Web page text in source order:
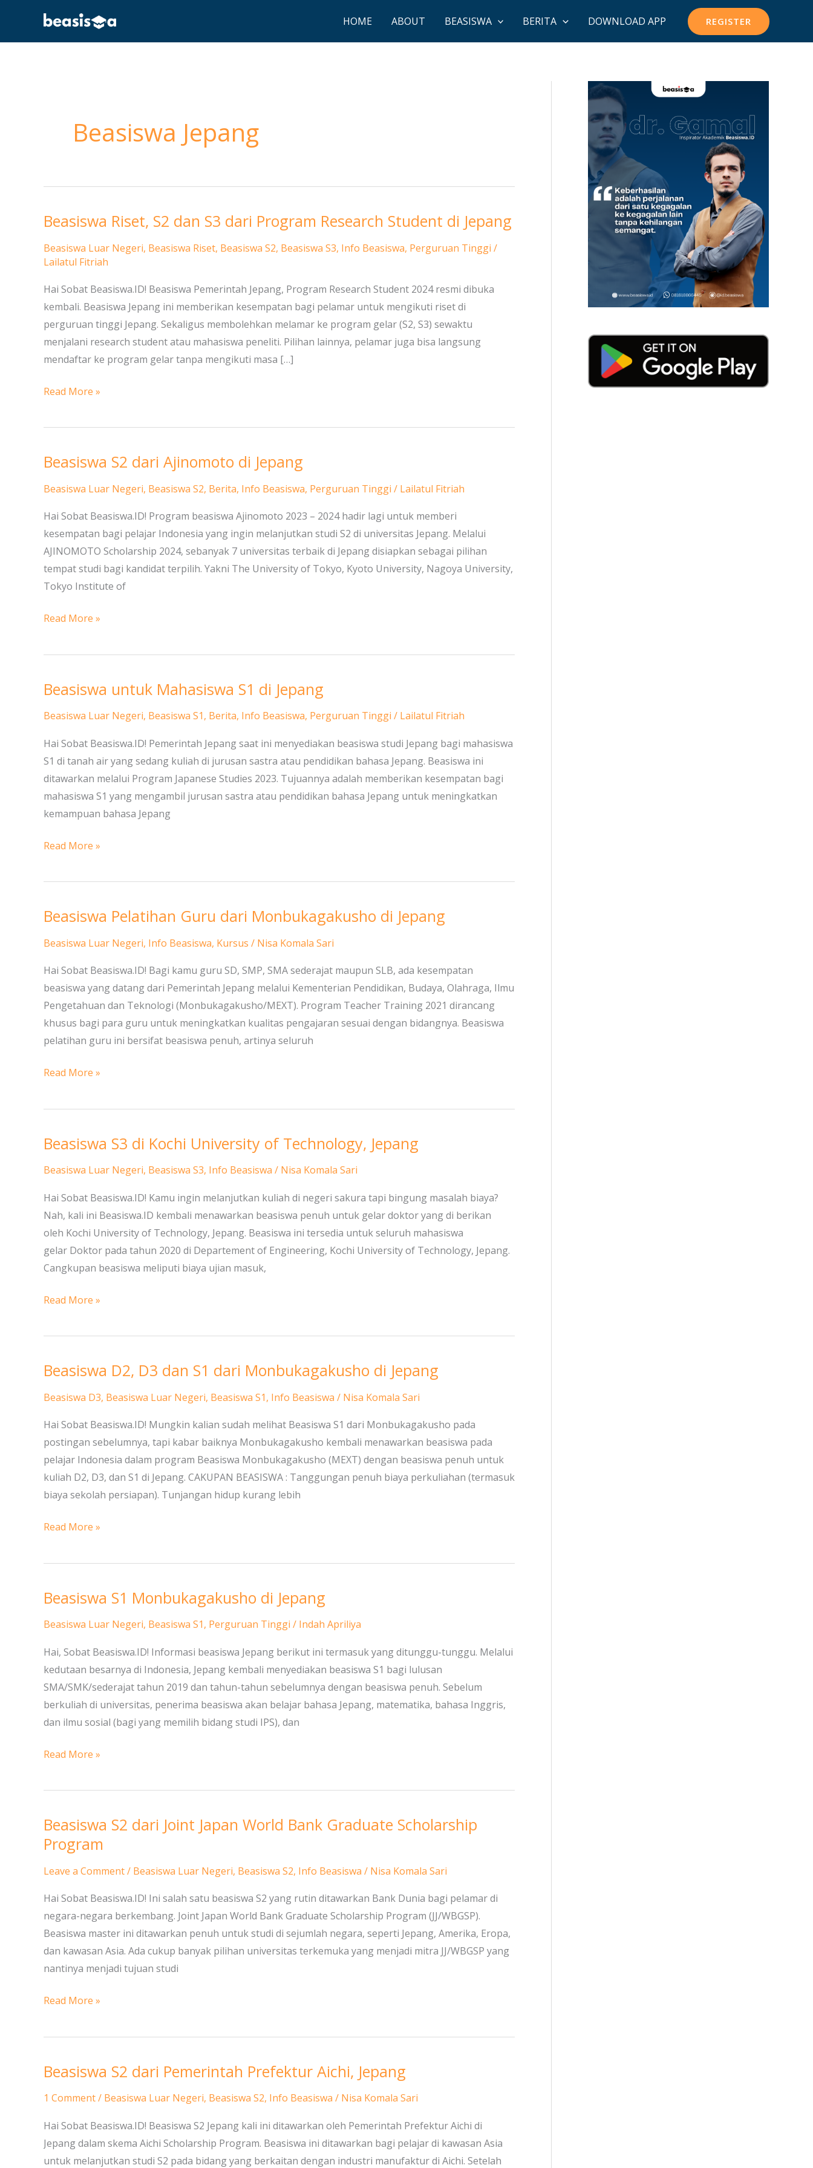
content
HOME ABOUT BEASISWA BERITA DOWNLOAD APP REGISTER
Beasiswa Jepang
Beasiswa Riset, S2 dan S3 dari Program Research Student di Jepang
Beasiswa Luar Negeri, Beasiswa Riset, Beasiswa S2, Beasiswa S3, Info Beasiswa, Perguruan Tinggi /
Lailatul Fitriah
Hai Sobat Beasiswa.ID! Beasiswa Pemerintah Jepang, Program Research Student 2024 resmi dibuka
kembali. Beasiswa Jepang ini memberikan kesempatan bagi pelamar untuk mengikuti riset di
perguruan tinggi Jepang. Sekaligus membolehkan melamar ke program gelar (S2, S3) sewaktu
menjalani research student atau mahasiswa peneliti. Pilihan lainnya, pelamar juga bisa langsung
mendaftar ke program gelar tanpa mengikuti masa […]
Beasiswa
S2
S3
dari
Program
Research
Student
Jepang
Read More »
Beasiswa S2 dari Ajinomoto di Jepang
Beasiswa Luar Negeri, Beasiswa S2, Berita, Info Beasiswa, Perguruan Tinggi / Lailatul Fitriah
Hai Sobat Beasiswa.ID! Program beasiswa Ajinomoto 2023 – 2024 hadir lagi untuk memberi
kesempatan bagi pelajar Indonesia yang ingin melanjutkan studi S2 di universitas Jepang. Melalui
AJINOMOTO Scholarship 2024, sebanyak 7 universitas terbaik di Jepang disiapkan sebagai pilihan
tempat studi bagi kandidat terpilih. Yakni The University of Tokyo, Kyoto University, Nagoya University,
Tokyo Institute of
Beasiswa
dari
Ajinomoto
di
Jepang
Read More »
Beasiswa untuk Mahasiswa S1 di Jepang
Beasiswa Luar Negeri, Beasiswa S1, Berita, Info Beasiswa, Perguruan Tinggi / Lailatul Fitriah
Hai Sobat Beasiswa.ID! Pemerintah Jepang saat ini menyediakan beasiswa studi Jepang bagi mahasiswa
S1 di tanah air yang sedang kuliah di jurusan sastra atau pendidikan bahasa Jepang. Beasiswa ini
ditawarkan melalui Program Japanese Studies 2023. Tujuannya adalah memberikan kesempatan bagi
mahasiswa S1 yang mengambil jurusan sastra atau pendidikan bahasa Jepang untuk meningkatkan
kemampuan bahasa Jepang
Beasiswa
Mahasiswa
S1
di
Jepang
Read More »
Beasiswa Pelatihan Guru dari Monbukagakusho di Jepang
Beasiswa Luar Negeri, Info Beasiswa, Kursus / Nisa Komala Sari
Hai Sobat Beasiswa.ID! Bagi kamu guru SD, SMP, SMA sederajat maupun SLB, ada kesempatan
beasiswa yang datang dari Pemerintah Jepang melalui Kementerian Pendidikan, Budaya, Olahraga, Ilmu
Pengetahuan dan Teknologi (Monbukagakusho/MEXT). Program Teacher Training 2021 dirancang
khusus bagi para guru untuk meningkatkan kualitas pengajaran sesuai dengan bidangnya. Beasiswa
pelatihan guru ini bersifat beasiswa penuh, artinya seluruh
Beasiswa
Guru
dari
Monbukagakusho
di
Jepang
Read More »
Beasiswa S3 di Kochi University of Technology, Jepang
Beasiswa Luar Negeri, Beasiswa S3, Info Beasiswa / Nisa Komala Sari
Hai Sobat Beasiswa.ID! Kamu ingin melanjutkan kuliah di negeri sakura tapi bingung masalah biaya?
Nah, kali ini Beasiswa.ID kembali menawarkan beasiswa penuh untuk gelar doktor yang di berikan
oleh Kochi University of Technology, Jepang. Beasiswa ini tersedia untuk seluruh mahasiswa
gelar Doktor pada tahun 2020 di Departement of Engineering, Kochi University of Technology, Jepang.
Cangkupan beasiswa meliputi biaya ujian masuk,
Beasiswa
di
Kochi
University
of
Technology,
Jepang
Read More »
Beasiswa D2, D3 dan S1 dari Monbukagakusho di Jepang
Beasiswa D3, Beasiswa Luar Negeri, Beasiswa S1, Info Beasiswa / Nisa Komala Sari
Hai Sobat Beasiswa.ID! Mungkin kalian sudah melihat Beasiswa S1 dari Monbukagakusho pada
postingan sebelumnya, tapi kabar baiknya Monbukagakusho kembali menawarkan beasiswa pada
pelajar Indonesia dalam program Beasiswa Monbukagakusho (MEXT) dengan beasiswa penuh untuk
kuliah D2, D3, dan S1 di Jepang. CAKUPAN BEASISWA : Tanggungan penuh biaya perkuliahan (termasuk
biaya sekolah persiapan). Tunjangan hidup kurang lebih
Beasiswa
D3
dan
S1
dari
Monbukagakusho
di
Read More »
Beasiswa S1 Monbukagakusho di Jepang
Beasiswa Luar Negeri, Beasiswa S1, Perguruan Tinggi / Indah Apriliya
Hai, Sobat Beasiswa.ID! Informasi beasiswa Jepang berikut ini termasuk yang ditunggu-tunggu. Melalui
kedutaan besarnya di Indonesia, Jepang kembali menyediakan beasiswa S1 bagi lulusan
SMA/SMK/sederajat tahun 2019 dan tahun-tahun sebelumnya dengan beasiswa penuh. Sebelum
berkuliah di universitas, penerima beasiswa akan belajar bahasa Jepang, matematika, bahasa Inggris,
dan ilmu sosial (bagi yang memilih bidang studi IPS), dan
Beasiswa
Monbukagakusho
di
Jepang
Read More »
Beasiswa S2 dari Joint Japan World Bank Graduate Scholarship
Program
Leave a Comment/ Beasiswa Luar Negeri, Beasiswa S2, Info Beasiswa / Nisa Komala Sari
Hai Sobat Beasiswa.ID! Ini salah satu beasiswa S2 yang rutin ditawarkan Bank Dunia bagi pelamar di
negara-negara berkembang. Joint Japan World Bank Graduate Scholarship Program (JJ/WBGSP).
Beasiswa master ini ditawarkan penuh untuk studi di sejumlah negara, seperti Jepang, Amerika, Eropa,
dan kawasan Asia. Ada cukup banyak pilihan universitas terkemuka yang menjadi mitra JJ/WBGSP yang
nantinya menjadi tujuan studi
Beasiswa
S2
Joint
Japan
Bank
Graduate
Scholarship
Read More »
Beasiswa S2 dari Pemerintah Prefektur Aichi, Jepang
1 Comment/ Beasiswa Luar Negeri, Beasiswa S2, Info Beasiswa / Nisa Komala Sari
Hai Sobat Beasiswa.ID! Beasiswa S2 Jepang kali ini ditawarkan oleh Pemerintah Prefektur Aichi di
Jepang dalam skema Aichi Scholarship Program. Beasiswa ini ditawarkan bagi pelajar di kawasan Asia
untuk melanjutkan studi S2 pada bidang yang berkaitan dengan industri manufaktur di Aichi. Setelah
Beasiswa
dari
Pemerintah
Prefektur
Aichi,